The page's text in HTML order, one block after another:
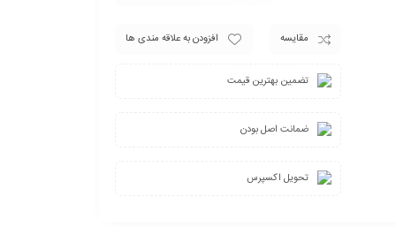
مقایسه افزودن به علاقه مندی ها
تضمین بهترین قیمت
ضمانت اصل بودن
تحویل اکسپرس